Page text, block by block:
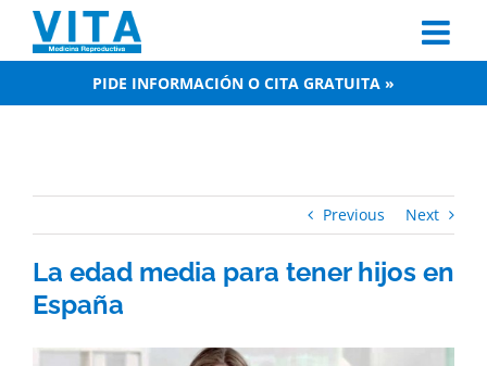
content
PIDE INFORMACIÓN O CITA GRATUITA »
Previous Next
La edad media para tener hijos en
España